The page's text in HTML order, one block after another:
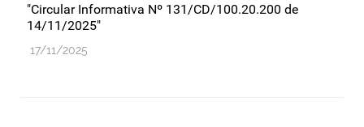
"Circular Informativa Nº 131/CD/100.20.200 de
14/11/2025"
17/11/2025